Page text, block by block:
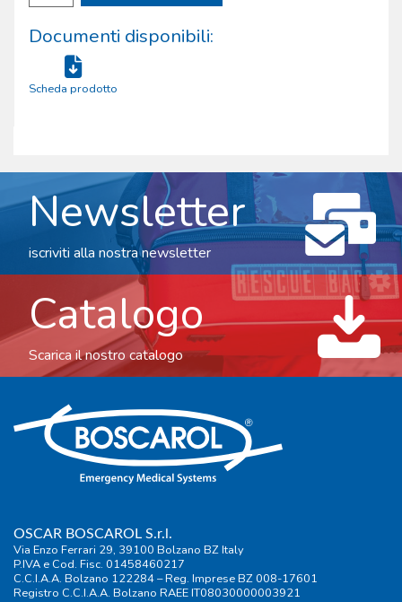
Documenti disponibili:
Scheda prodotto
Newsletter
iscriviti alla nostra newsletter
Catalogo
Scarica il nostro catalogo
OSCAR BOSCAROL S.r.l.
Via Enzo Ferrari 29, 39100 Bolzano BZ Italy
P.IVA e Cod. Fisc. 01458460217
C.C.I.A.A. Bolzano 122284 – Reg. Imprese BZ 008-17601
Registro C.C.I.A.A. Bolzano RAEE IT08030000003921